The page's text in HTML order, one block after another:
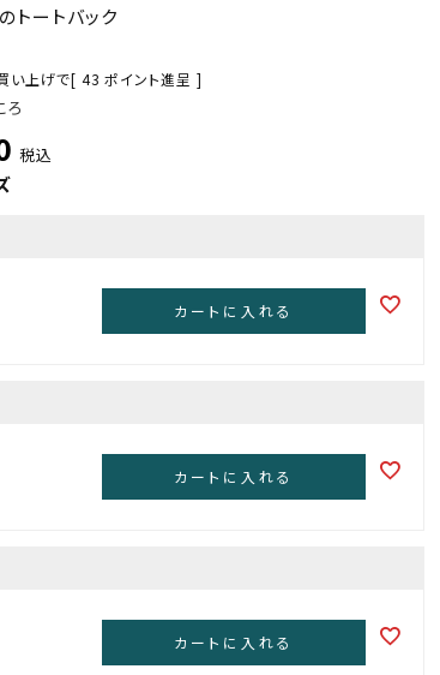
トートバック
い上げで[ 43 ポイント進呈 ]
ろ
税込
カートに入れる
カートに入れる
カートに入れる